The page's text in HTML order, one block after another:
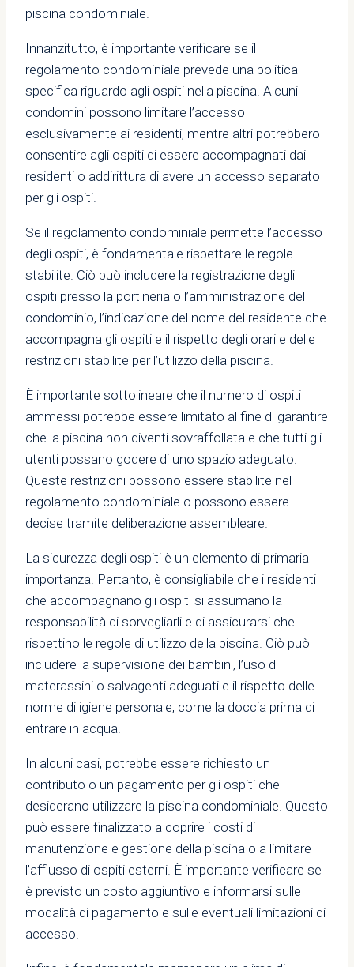
piscina condominiale.
Innanzitutto, è importante verificare se il
regolamento condominiale prevede una politica
specifica riguardo agli ospiti nella piscina. Alcuni
condomini possono limitare l’accesso
esclusivamente ai residenti, mentre altri potrebbero
consentire agli ospiti di essere accompagnati dai
residenti o addirittura di avere un accesso separato
per gli ospiti.
Se il regolamento condominiale permette l’accesso
degli ospiti, è fondamentale rispettare le regole
stabilite. Ciò può includere la registrazione degli
ospiti presso la portineria o l’amministrazione del
condominio, l’indicazione del nome del residente che
accompagna gli ospiti e il rispetto degli orari e delle
restrizioni stabilite per l’utilizzo della piscina.
È importante sottolineare che il numero di ospiti
ammessi potrebbe essere limitato al fine di garantire
che la piscina non diventi sovraffollata e che tutti gli
utenti possano godere di uno spazio adeguato.
Queste restrizioni possono essere stabilite nel
regolamento condominiale o possono essere
decise tramite deliberazione assembleare.
La sicurezza degli ospiti è un elemento di primaria
importanza. Pertanto, è consigliabile che i residenti
che accompagnano gli ospiti si assumano la
responsabilità di sorvegliarli e di assicurarsi che
rispettino le regole di utilizzo della piscina. Ciò può
includere la supervisione dei bambini, l’uso di
materassini o salvagenti adeguati e il rispetto delle
norme di igiene personale, come la doccia prima di
entrare in acqua.
In alcuni casi, potrebbe essere richiesto un
contributo o un pagamento per gli ospiti che
desiderano utilizzare la piscina condominiale. Questo
può essere finalizzato a coprire i costi di
manutenzione e gestione della piscina o a limitare
l’afflusso di ospiti esterni. È importante verificare se
è previsto un costo aggiuntivo e informarsi sulle
modalità di pagamento e sulle eventuali limitazioni di
accesso.